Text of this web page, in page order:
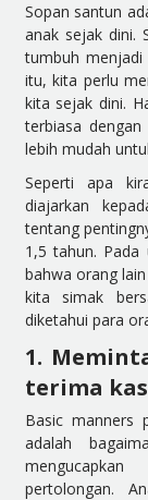
Sopan santun
anak sejak dini.
tumbuh
itu, kita perlu
kita sejak dini.
terbiasa
lebih mudah
Seperti apa
diajarkan
tentang
1,5 tahun.
bahwa orang
kita simak
diketahui para
1.
terima
Basic manners
adalah
pertolongan.